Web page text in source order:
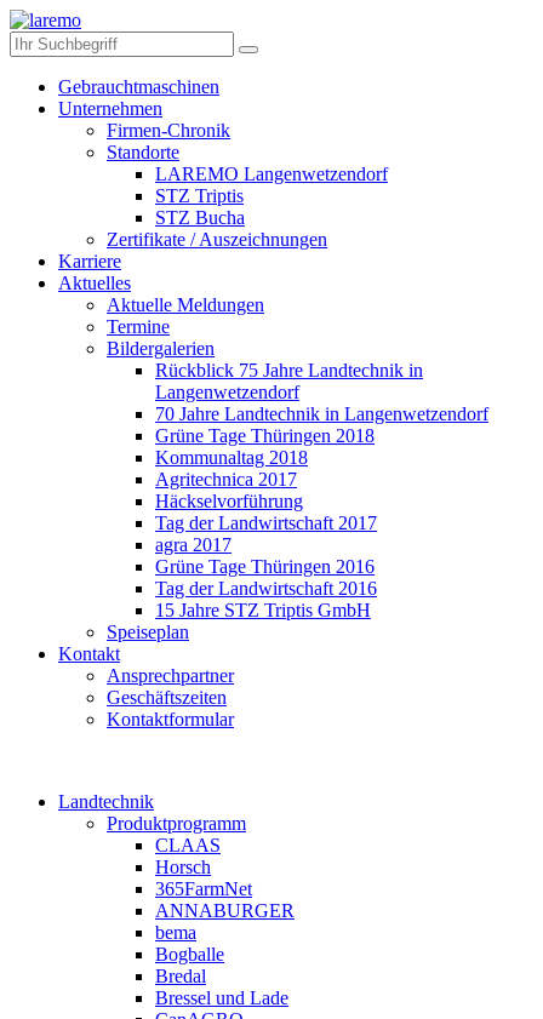
Gebrauchtmaschinen
Unternehmen
Firmen-Chronik
Standorte
LAREMO Langenwetzendorf
STZ Triptis
STZ Bucha
Zertifikate / Auszeichnungen
Karriere
Aktuelles
Aktuelle Meldungen
Termine
Bildergalerien
Rückblick 75 Jahre Landtechnik in
Langenwetzendorf
70 Jahre Landtechnik in Langenwetzendorf
Grüne Tage Thüringen 2018
Kommunaltag 2018
Agritechnica 2017
Häckselvorführung
Tag der Landwirtschaft 2017
agra 2017
Grüne Tage Thüringen 2016
Tag der Landwirtschaft 2016
15 Jahre STZ Triptis GmbH
Speiseplan
Kontakt
Ansprechpartner
Geschäftszeiten
Kontaktformular
Landtechnik
Produktprogramm
CLAAS
Horsch
365FarmNet
ANNABURGER
bema
Bogballe
Bredal
Bressel und Lade